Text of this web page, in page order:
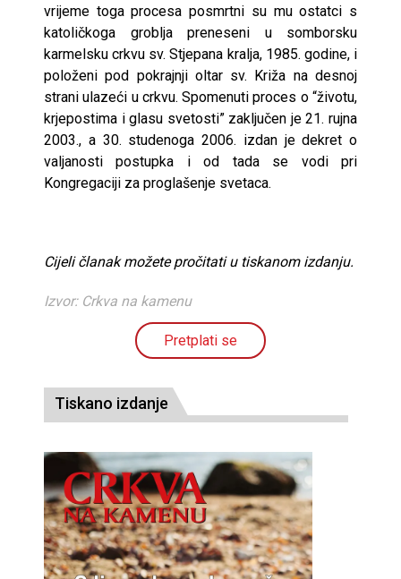
vrijeme toga procesa posmrtni su mu ostatci s
katoličkoga groblja preneseni u somborsku
karmelsku crkvu sv. Stjepana kralja, 1985. godine, i
položeni pod pokrajnji oltar sv. Križa na desnoj
strani ulazeći u crkvu. Spomenuti proces o “životu,
krjepostima i glasu svetosti” zaključen je 21. rujna
2003., a 30. studenoga 2006. izdan je dekret o
valjanosti postupka i od tada se vodi pri
Kongregaciji za proglašenje svetaca.
Cijeli članak možete pročitati u tiskanom izdanju.
Izvor: Crkva na kamenu
Pretplati se
Tiskano izdanje